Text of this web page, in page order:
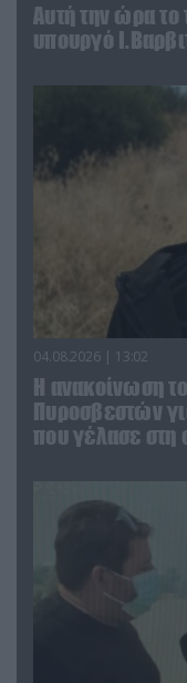
Αυτή την ώρα το
υπουργό
04.08.2026 | 13:02
Η ανακοίνωση
Πυροσβεστών
που γέλασε στη